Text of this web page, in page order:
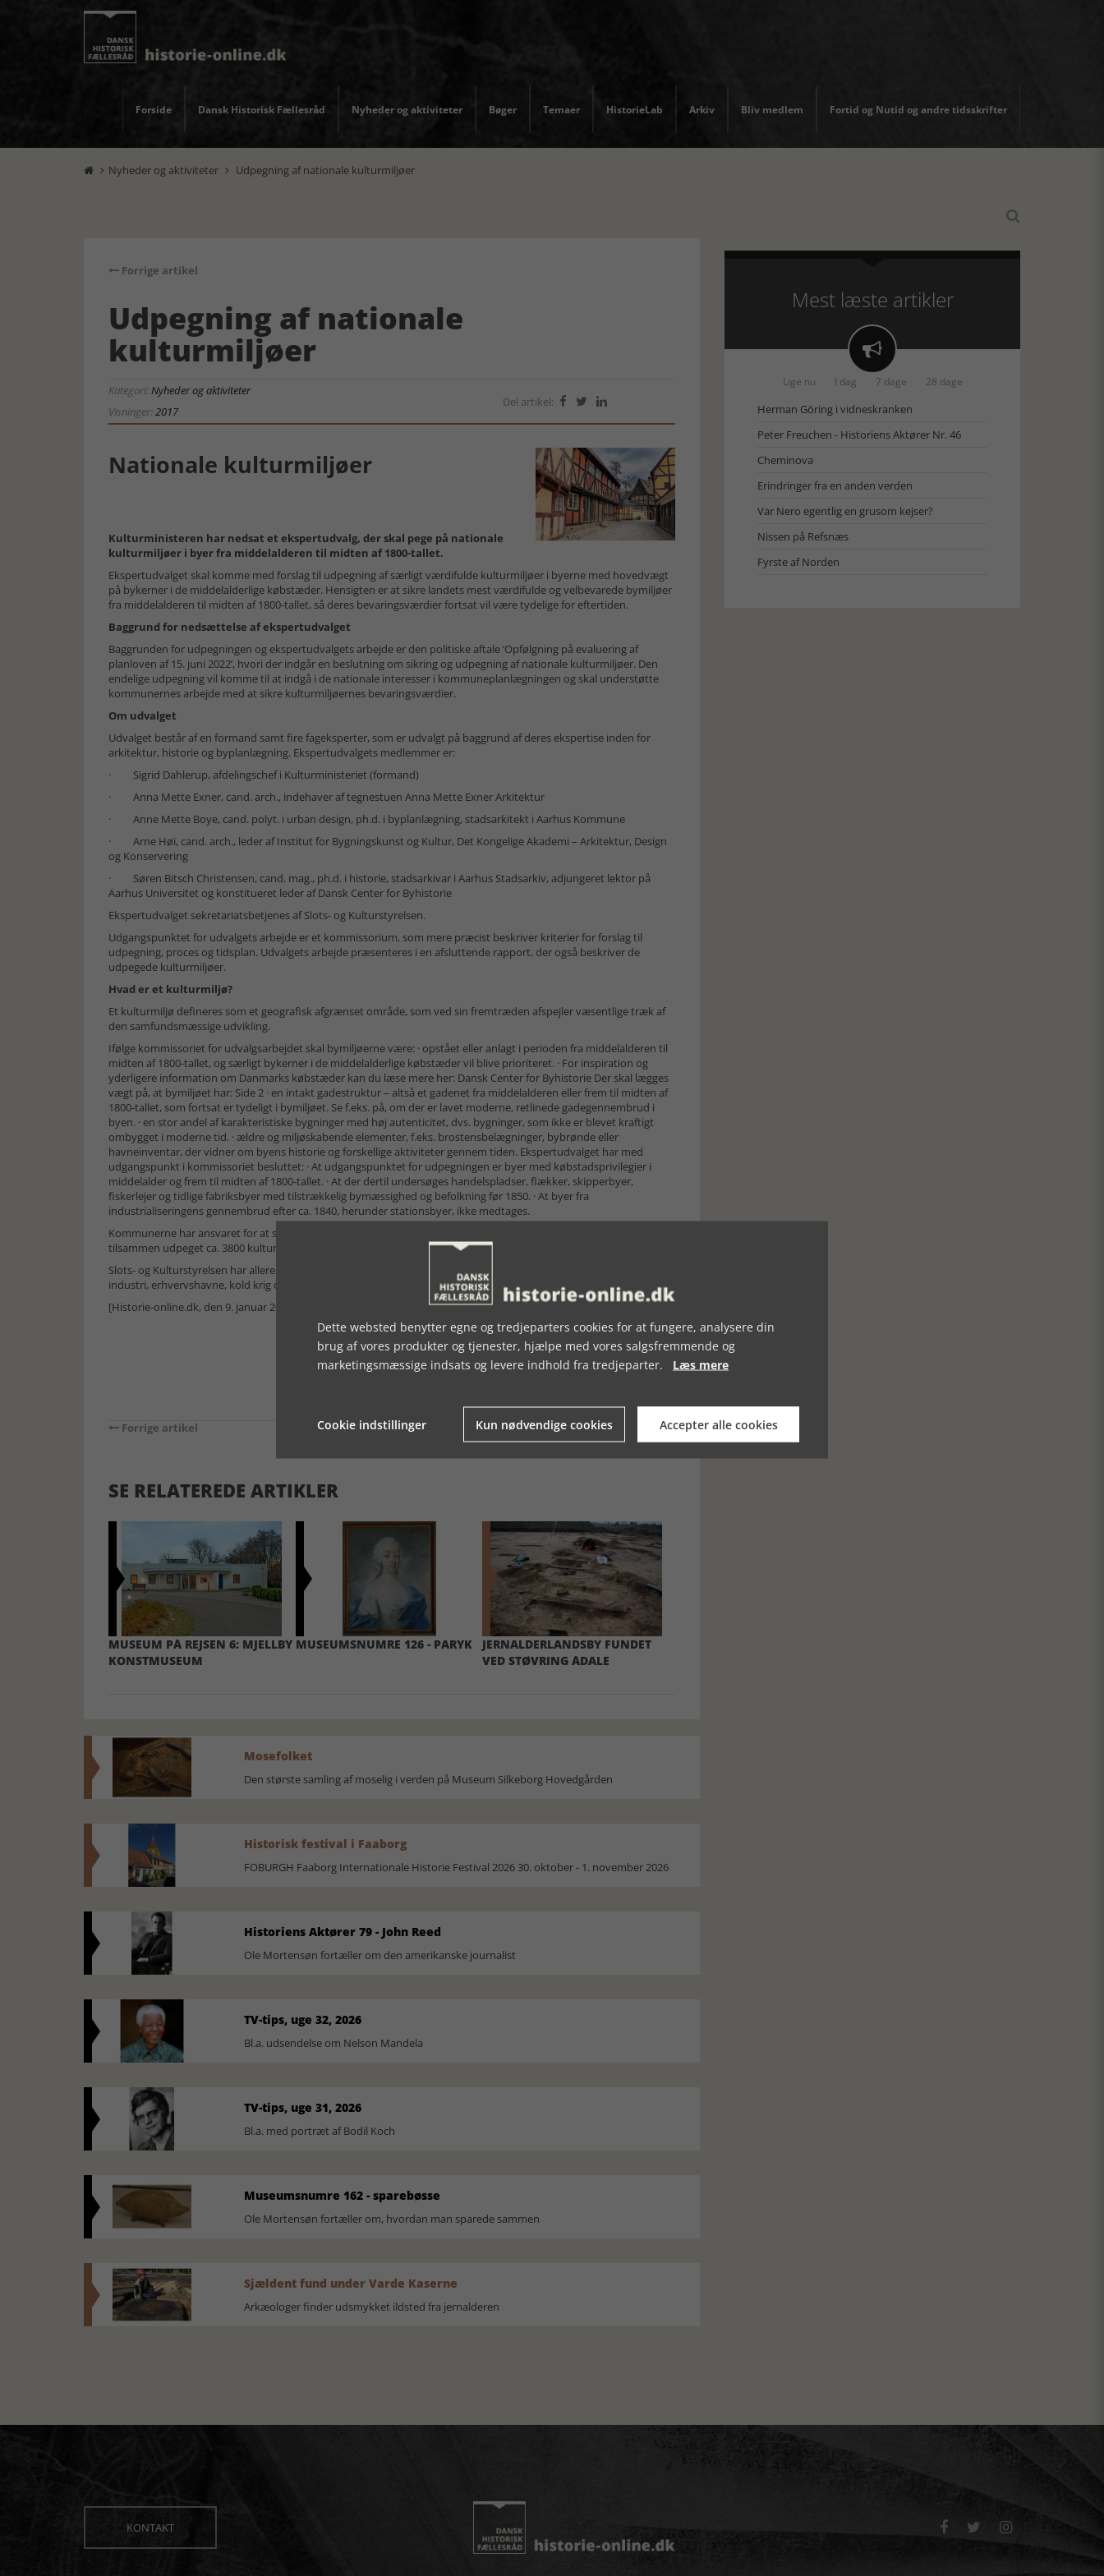
Forside Dansk Historisk Fællesråd Nyheder og aktiviteter Bøger Temaer HistorieLab Arkiv Bliv medlem Fortid og Nutid og andre tidsskrifter
 Nyheder og aktiviteter  Udpegning af nationale kulturmiljøer

Forrige artikel
Udpegning af nationale
kulturmiljøer
Kategori:Nyheder og aktiviteter
Visninger:2017
Del artikel:   
Nationale kulturmiljøer
Kulturministeren har nedsat et ekspertudvalg, der skal pege på nationale
kulturmiljøer i byer fra middelalderen til midten af 1800-tallet.
Ekspertudvalget skal komme med forslag til udpegning af særligt værdifulde kulturmiljøer i byerne med hovedvægt
på bykerner i de middelalderlige købstæder. Hensigten er at sikre landets mest værdifulde og velbevarede bymiljøer
fra middelalderen til midten af 1800-tallet, så deres bevaringsværdier fortsat vil være tydelige for eftertiden.
Baggrund for nedsættelse af ekspertudvalget
Baggrunden for udpegningen og ekspertudvalgets arbejde er den politiske aftale ’Opfølgning på evaluering af
planloven af 15. juni 2022’, hvori der indgår en beslutning om sikring og udpegning af nationale kulturmiljøer. Den
endelige udpegning vil komme til at indgå i de nationale interesser i kommuneplanlægningen og skal understøtte
kommunernes arbejde med at sikre kulturmiljøernes bevaringsværdier.
Om udvalget
Udvalget består af en formand samt fire fageksperter, som er udvalgt på baggrund af deres ekspertise inden for
arkitektur, historie og byplanlægning. Ekspertudvalgets medlemmer er:
· Sigrid Dahlerup, afdelingschef i Kulturministeriet (formand)
· Anna Mette Exner, cand. arch., indehaver af tegnestuen Anna Mette Exner Arkitektur
· Anne Mette Boye, cand. polyt. i urban design, ph.d. i byplanlægning, stadsarkitekt i Aarhus Kommune
· Arne Høi, cand. arch., leder af Institut for Bygningskunst og Kultur, Det Kongelige Akademi – Arkitektur, Design
og Konservering
· Søren Bitsch Christensen, cand. mag., ph.d. i historie, stadsarkivar i Aarhus Stadsarkiv, adjungeret lektor på
Aarhus Universitet og konstitueret leder af Dansk Center for Byhistorie
Ekspertudvalget sekretariatsbetjenes af Slots- og Kulturstyrelsen.
Udgangspunktet for udvalgets arbejde er et kommissorium, som mere præcist beskriver kriterier for forslag til
udpegning, proces og tidsplan. Udvalgets arbejde præsenteres i en afsluttende rapport, der også beskriver de
udpegede kulturmiljøer.
Hvad er et kulturmiljø?
Et kulturmiljø defineres som et geografisk afgrænset område, som ved sin fremtræden afspejler væsentlige træk af
den samfundsmæssige udvikling.
Ifølge kommissoriet for udvalgsarbejdet skal bymiljøerne være: · opstået eller anlagt i perioden fra middelalderen til
midten af 1800-tallet, og særligt bykerner i de middelalderlige købstæder vil blive prioriteret. · For inspiration og
yderligere information om Danmarks købstæder kan du læse mere her: Dansk Center for Byhistorie Der skal lægges
vægt på, at bymiljøet har: Side 2 · en intakt gadestruktur – altså et gadenet fra middelalderen eller frem til midten af
1800-tallet, som fortsat er tydeligt i bymiljøet. Se f.eks. på, om der er lavet moderne, retlinede gadegennembrud i
byen. · en stor andel af karakteristiske bygninger med høj autenticitet, dvs. bygninger, som ikke er blevet kraftigt
ombygget i moderne tid. · ældre og miljøskabende elementer, f.eks. brostensbelægninger, bybrønde eller
havneinventar, der vidner om byens historie og forskellige aktiviteter gennem tiden. Ekspertudvalget har med
udgangspunkt i kommissoriet besluttet: · At udgangspunktet for udpegningen er byer med købstadsprivilegier i
middelalder og frem til midten af 1800-tallet. · At der dertil undersøges handelspladser, flækker, skipperbyer,
fiskerlejer og tidlige fabriksbyer med tilstrækkelig bymæssighed og befolkning før 1850. · At byer fra
industrialiseringens gennembrud efter ca. 1840, herunder stationsbyer, ikke medtages.
Kommunerne har ansvaret for at sikre værdifulde kulturmiljøer gennem kommuneplanlægningen, og de har
tilsammen udpeget ca. 3800 kulturmiljøer af lokal, regional og national betydning.
Slots- og Kulturstyrelsen har allerede i dag udpeget 77 kulturmiljøer af national betydning inden for temaerne
industri, erhvervshavne, kold krig og 2. verdenskrig.
[Historie-online.dk, den 9. januar 2024]
Forrige artikel
SE RELATEREDE ARTIKLER
MUSEUM PÅ REJSEN 6: MJELLBY
KONSTMUSEUM
MUSEUMSNUMRE 126 - PARYK
JERNALDERLANDSBY FUNDET
VED STØVRING ÅDALE
Mosefolket
Den største samling af moselig i verden på Museum Silkeborg Hovedgården
Historisk festival i Faaborg
FOBURGH Faaborg Internationale Historie Festival 2026 30. oktober - 1. november 2026
Historiens Aktører 79 - John Reed
Ole Mortensøn fortæller om den amerikanske journalist
TV-tips, uge 32, 2026
Bl.a. udsendelse om Nelson Mandela
TV-tips, uge 31, 2026
Bl.a. med portræt af Bodil Koch
Museumsnumre 162 - sparebøsse
Ole Mortensøn fortæller om, hvordan man sparede sammen
Sjældent fund under Varde Kaserne
Arkæologer finder udsmykket ildsted fra jernalderen
Mest læste artikler

Lige nu I dag 7 dage 28 dage
Herman Göring i vidneskranken
Peter Freuchen - Historiens Aktører Nr. 46
Cheminova
Erindringer fra en anden verden
Var Nero egentlig en grusom kejser?
Nissen på Refsnæs
Fyrste af Norden
KONTAKT   
Dette websted benytter egne og tredjeparters cookies for at fungere, analysere din
brug af vores produkter og tjenester, hjælpe med vores salgsfremmende og
marketingsmæssige indsats og levere indhold fra tredjeparter. Læs mere
Cookie indstillinger Kun nødvendige cookies Accepter alle cookies